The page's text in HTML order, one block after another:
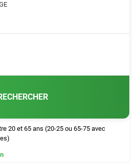
20 et 65 ans (20-25 ou 65-75 avec